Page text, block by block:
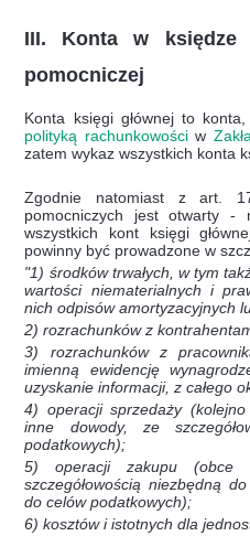
III. Konta w księdze
pomocniczej
Konta księgi głównej to
polityką rachunkowościw
zatem wykaz wszystkich konta
Zgodnie natomiast z art.
pomocniczych jest otwarty -
wszystkich kont księgi
powinny być prowadzone w
"1) środków trwałych, w tym
wartości niematerialnych i
nich odpisów amortyzacyjnych
2) rozrachunków z
3) rozrachunków z
imienną ewidencję
uzyskanie informacji, z całego
4) operacji sprzedaży
inne dowody, ze
podatkowych);
5) operacji zakupu
szczegółowością niezbędną
do celów podatkowych);
6) kosztów i istotnych dla